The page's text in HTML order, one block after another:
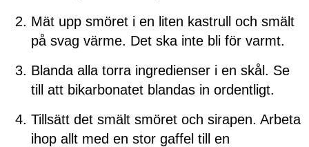
Mät upp smöret i en liten kastrull och smält
på svag värme. Det ska inte bli för varmt.
Blanda alla torra ingredienser i en skål. Se
till att bikarbonatet blandas in ordentligt.
Tillsätt det smält smöret och sirapen. Arbeta
ihop allt med en stor gaffel till en